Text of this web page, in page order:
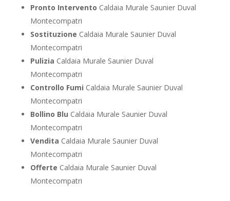
Pronto Intervento Caldaia Murale Saunier Duval
Montecompatri
Sostituzione Caldaia Murale Saunier Duval
Montecompatri
Pulizia Caldaia Murale Saunier Duval
Montecompatri
Controllo Fumi Caldaia Murale Saunier Duval
Montecompatri
Bollino Blu Caldaia Murale Saunier Duval
Montecompatri
Vendita Caldaia Murale Saunier Duval
Montecompatri
Offerte Caldaia Murale Saunier Duval
Montecompatri